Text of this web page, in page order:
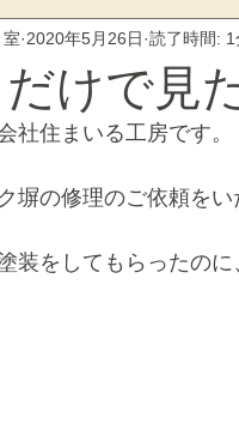
フォーム全般 空き家
相続・税金・遺言・登
けで見
2020年5月26日 読了時間: 1
社住まいる工房です。
塀の修理のご依頼をい
装をしてもらったの